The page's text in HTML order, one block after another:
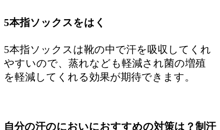
5本指ソックスをはく
5本指ソックスは靴の中で汗を吸収してくれ
やすいので、蒸れなども軽減され菌の増殖
を軽減してくれる効果が期待できます。
自分の汗のにおいにおすすめの対策は？制汗